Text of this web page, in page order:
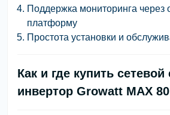
Поддержка мониторинга через
платформу
Простота установки и
Как и где купить
инвертор Growatt MAX